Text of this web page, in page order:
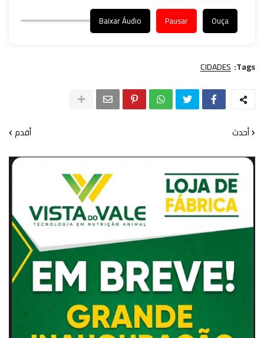
Ouça
Pausar
Baixar Áudio
Tags:
CIDADES
أحدث أقدم